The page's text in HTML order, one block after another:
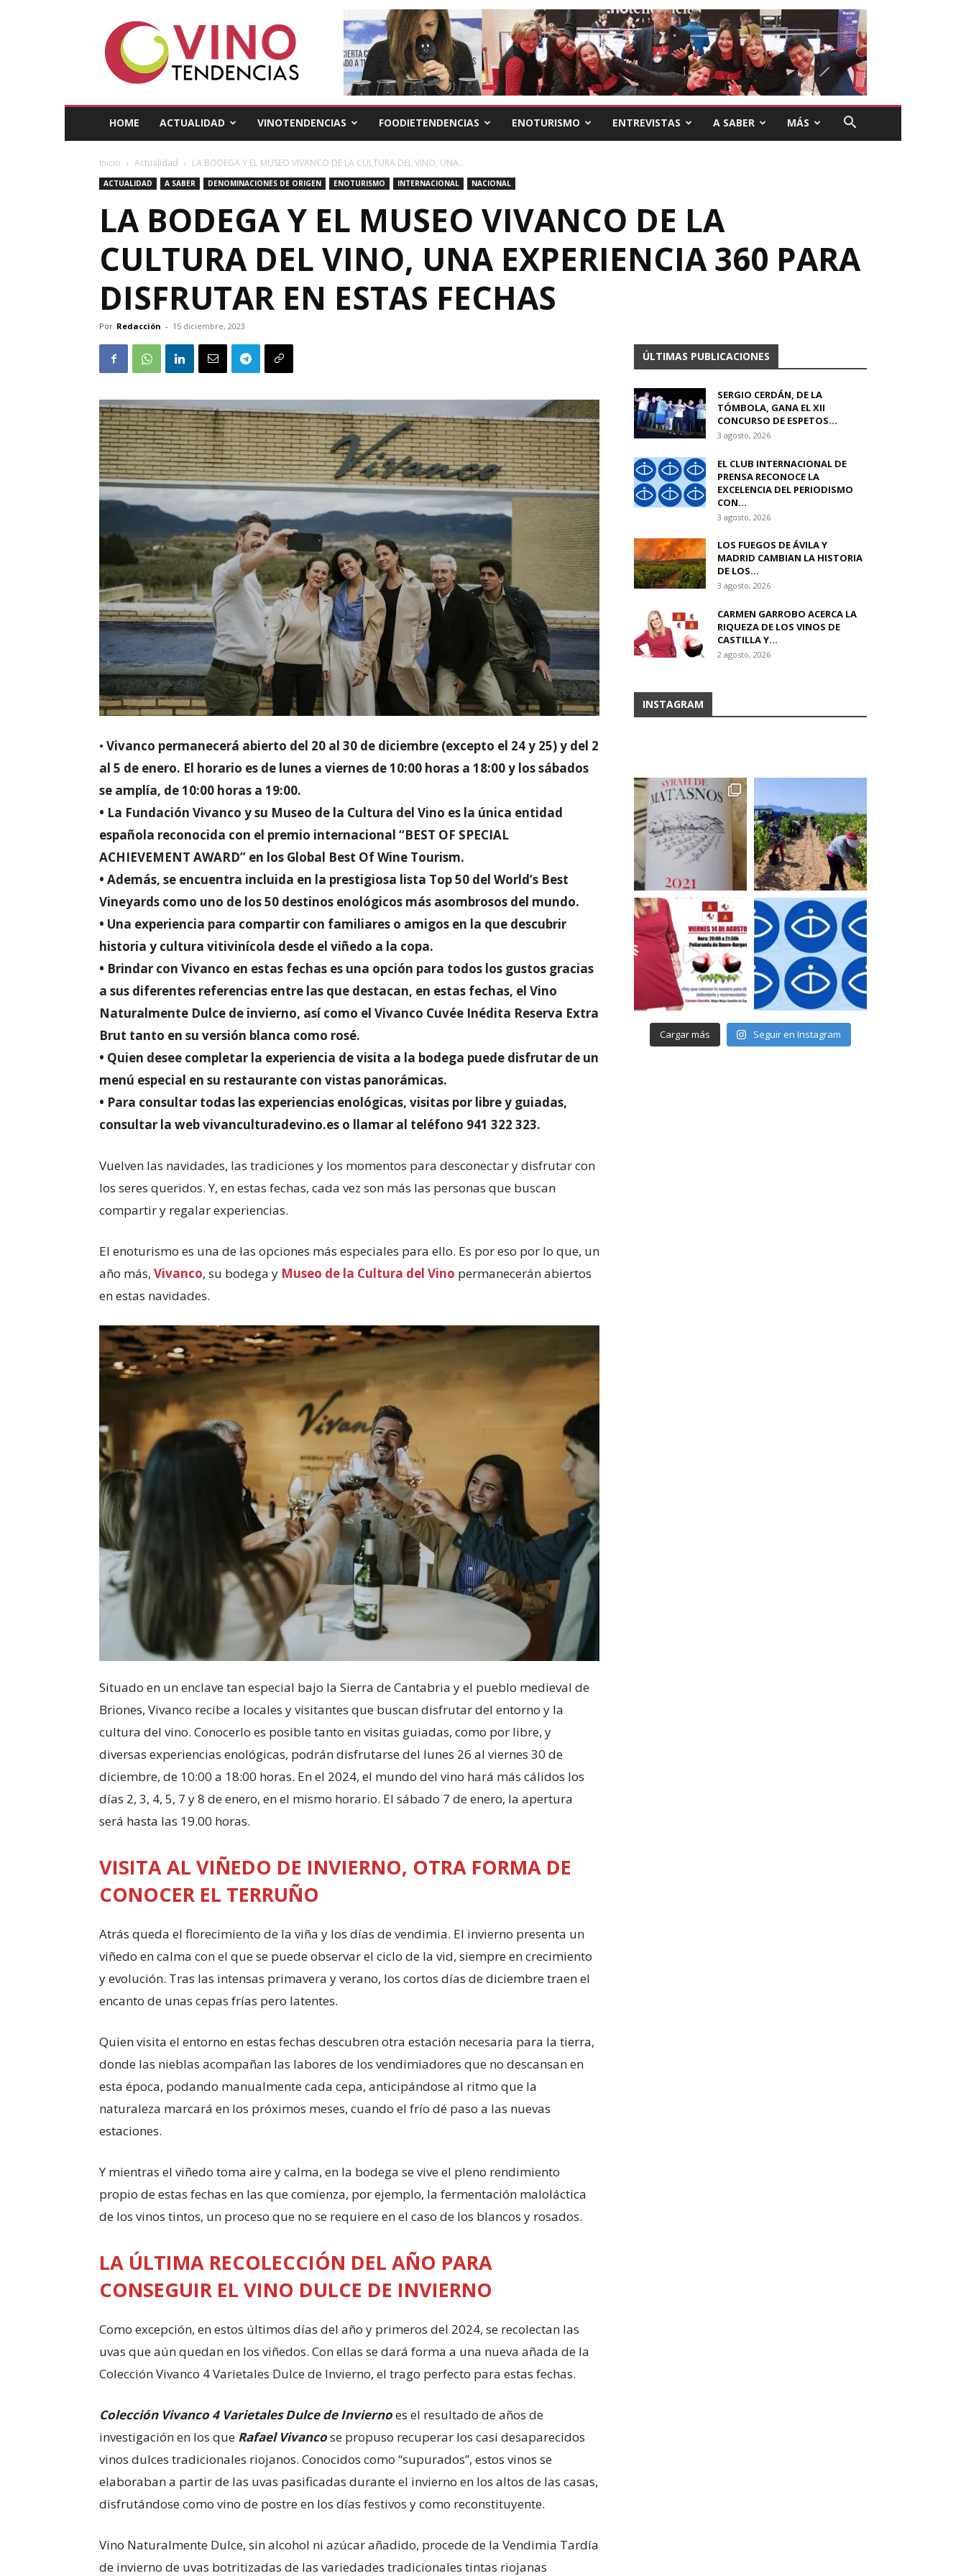
Vino
Tendencias
HOME ACTUALIDAD VINOTENDENCIAS FOODIETENDENCIAS ENOTURISMO ENTREVISTAS A SABER MÁS
Inicio Actualidad LA BODEGA Y EL MUSEO VIVANCO DE LA CULTURA DEL VINO, UNA...
ACTUALIDAD A SABER DENOMINACIONES DE ORIGEN ENOTURISMO INTERNACIONAL NACIONAL
LA BODEGA Y EL MUSEO VIVANCO DE LA
CULTURA DEL VINO, UNA EXPERIENCIA 360 PARA
DISFRUTAR EN ESTAS FECHAS
Por Redacción - 15 diciembre, 2023
• Vivanco permanecerá abierto del 20 al 30 de diciembre (excepto el 24 y 25) y del 2
al 5 de enero. El horario es de lunes a viernes de 10:00 horas a 18:00 y los sábados
se amplía, de 10:00 horas a 19:00.
• La Fundación Vivanco y su Museo de la Cultura del Vino es la única entidad
española reconocida con el premio internacional “BEST OF SPECIAL
ACHIEVEMENT AWARD” en los Global Best Of Wine Tourism.
• Además, se encuentra incluida en la prestigiosa lista Top 50 del World’s Best
Vineyards como uno de los 50 destinos enológicos más asombrosos del mundo.
• Una experiencia para compartir con familiares o amigos en la que descubrir
historia y cultura vitivinícola desde el viñedo a la copa.
• Brindar con Vivanco en estas fechas es una opción para todos los gustos gracias
a sus diferentes referencias entre las que destacan, en estas fechas, el Vino
Naturalmente Dulce de invierno, así como el Vivanco Cuvée Inédita Reserva Extra
Brut tanto en su versión blanca como rosé.
• Quien desee completar la experiencia de visita a la bodega puede disfrutar de un
menú especial en su restaurante con vistas panorámicas.
• Para consultar todas las experiencias enológicas, visitas por libre y guiadas,
consultar la web vivanculturadevino.es o llamar al teléfono 941 322 323.
Vuelven las navidades, las tradiciones y los momentos para desconectar y disfrutar con
los seres queridos. Y, en estas fechas, cada vez son más las personas que buscan
compartir y regalar experiencias.
El enoturismo es una de las opciones más especiales para ello. Es por eso por lo que, un
año más, Vivanco, su bodega y Museo de la Cultura del Vino permanecerán abiertos
en estas navidades.
Situado en un enclave tan especial bajo la Sierra de Cantabria y el pueblo medieval de
Briones, Vivanco recibe a locales y visitantes que buscan disfrutar del entorno y la
cultura del vino. Conocerlo es posible tanto en visitas guiadas, como por libre, y
diversas experiencias enológicas, podrán disfrutarse del lunes 26 al viernes 30 de
diciembre, de 10:00 a 18:00 horas. En el 2024, el mundo del vino hará más cálidos los
días 2, 3, 4, 5, 7 y 8 de enero, en el mismo horario. El sábado 7 de enero, la apertura
será hasta las 19.00 horas.
VISITA AL VIÑEDO DE INVIERNO, OTRA FORMA DE
CONOCER EL TERRUÑO
Atrás queda el florecimiento de la viña y los días de vendimia. El invierno presenta un
viñedo en calma con el que se puede observar el ciclo de la vid, siempre en crecimiento
y evolución. Tras las intensas primavera y verano, los cortos días de diciembre traen el
encanto de unas cepas frías pero latentes.
Quien visita el entorno en estas fechas descubren otra estación necesaria para la tierra,
donde las nieblas acompañan las labores de los vendimiadores que no descansan en
esta época, podando manualmente cada cepa, anticipándose al ritmo que la
naturaleza marcará en los próximos meses, cuando el frío dé paso a las nuevas
estaciones.
Y mientras el viñedo toma aire y calma, en la bodega se vive el pleno rendimiento
propio de estas fechas en las que comienza, por ejemplo, la fermentación maloláctica
de los vinos tintos, un proceso que no se requiere en el caso de los blancos y rosados.
LA ÚLTIMA RECOLECCIÓN DEL AÑO PARA
CONSEGUIR EL VINO DULCE DE INVIERNO
Como excepción, en estos últimos días del año y primeros del 2024, se recolectan las
uvas que aún quedan en los viñedos. Con ellas se dará forma a una nueva añada de la
Colección Vivanco 4 Varietales Dulce de Invierno, el trago perfecto para estas fechas.
Colección Vivanco 4 Varietales Dulce de Inviernoes el resultado de años de
investigación en los que Rafael Vivancose propuso recuperar los casi desaparecidos
vinos dulces tradicionales riojanos. Conocidos como “supurados”, estos vinos se
elaboraban a partir de las uvas pasificadas durante el invierno en los altos de las casas,
disfrutándose como vino de postre en los días festivos y como reconstituyente.
Vino Naturalmente Dulce, sin alcohol ni azúcar añadido, procede de la Vendimia Tardía
de invierno de uvas botritizadas de las variedades tradicionales tintas riojanas
ÚLTIMAS PUBLICACIONES
SERGIO CERDÁN, DE LA
TÓMBOLA, GANA EL XII
CONCURSO DE ESPETOS...
3 agosto, 2026
EL CLUB INTERNACIONAL DE
PRENSA RECONOCE LA
EXCELENCIA DEL PERIODISMO
CON...
3 agosto, 2026
LOS FUEGOS DE ÁVILA Y
MADRID CAMBIAN LA HISTORIA
DE LOS...
3 agosto, 2026
CARMEN GARROBO ACERCA LA
RIQUEZA DE LOS VINOS DE
CASTILLA Y...
2 agosto, 2026
INSTAGRAM
Cargar más Seguir en Instagram